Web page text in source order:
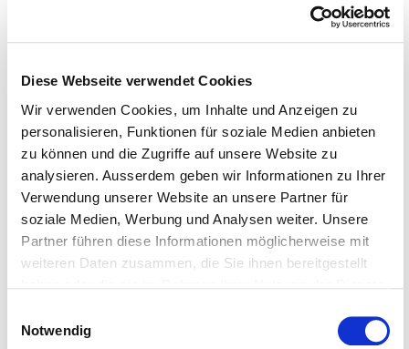
Diese Webseite verwendet Cookies
Wir verwenden Cookies, um Inhalte und Anzeigen zu
personalisieren, Funktionen für soziale Medien anbieten
zu können und die Zugriffe auf unsere Website zu
analysieren. Ausserdem geben wir Informationen zu Ihrer
Verwendung unserer Website an unsere Partner für
soziale Medien, Werbung und Analysen weiter. Unsere
Partner führen diese Informationen möglicherweise mit
weiteren Daten zusammen, die Sie ihnen bereitgestellt
Weitere Informationen entnehmen Sie bitte unserer
Notwendig
Group) mit – neue Aufträge warten auf dich.
• Suche dir eine Mentorin oder einen Mentor,
die/der dir deine Stärken aufzeigt und dich dabei
zukunftsweisende Perspektiven zu entwickeln oder
Kontakte zu knüpfen.
• Erweitere dein Netzwerk
und tausche dich mit anderen (Sprach)Profis aus. Gibt
es z. B. einen Localisation Lunch in deiner Nähe oder
ein interessantes Onlineforum? Vernetze dich nicht
nur mit deinesgleichen, sondern versuche von
auf denen deine (potenziellen) Kundinnen und